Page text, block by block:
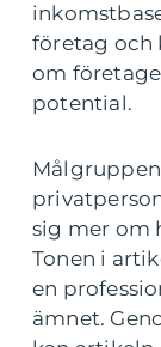
företag och
om
potential.
sig mer om
Tonen i
en
ämnet.